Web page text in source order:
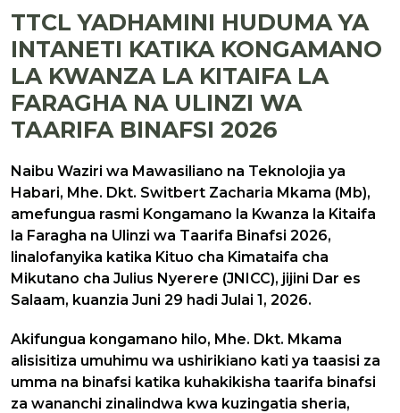
TTCL YADHAMINI HUDUMA YA
INTANETI KATIKA KONGAMANO
LA KWANZA LA KITAIFA LA
FARAGHA NA ULINZI WA
TAARIFA BINAFSI 2026
Naibu Waziri wa Mawasiliano na Teknolojia ya
Habari, Mhe. Dkt. Switbert Zacharia Mkama (Mb),
amefungua rasmi Kongamano la Kwanza la Kitaifa
la Faragha na Ulinzi wa Taarifa Binafsi 2026,
linalofanyika katika Kituo cha Kimataifa cha
Mikutano cha Julius Nyerere (JNICC), jijini Dar es
Salaam, kuanzia Juni 29 hadi Julai 1, 2026.
Akifungua kongamano hilo, Mhe. Dkt. Mkama
alisisitiza umuhimu wa ushirikiano kati ya taasisi za
umma na binafsi katika kuhakikisha taarifa binafsi
za wananchi zinalindwa kwa kuzingatia sheria,